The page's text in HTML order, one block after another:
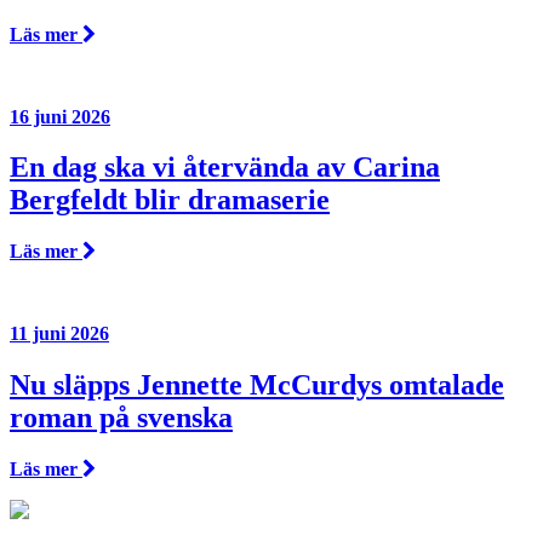
Läs mer
16 juni 2026
En dag ska vi återvända av Carina
Bergfeldt blir dramaserie
Läs mer
11 juni 2026
Nu släpps Jennette McCurdys omtalade
roman på svenska
Läs mer